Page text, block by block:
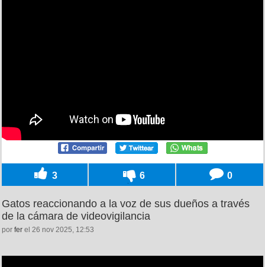
3 6 0
Gatos reaccionando a la voz de sus dueños a través
de la cámara de videovigilancia
por fer el 26 nov 2025, 12:53